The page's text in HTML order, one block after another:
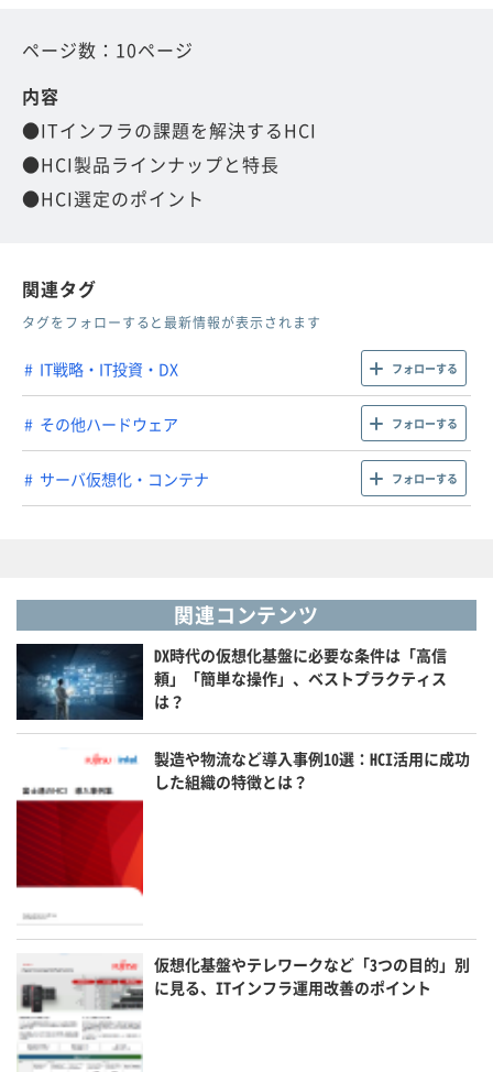
ページ数：10ページ
内容
●ITインフラの課題を解決するHCI
●HCI製品ラインナップと特長
●HCI選定のポイント
関連タグ
タグをフォローすると最新情報が表示されます
IT戦略・IT投資・DX フォローする
その他ハードウェア フォローする
サーバ仮想化・コンテナ フォローする
関連コンテンツ
DX時代の仮想化基盤に必要な条件は「高信
頼」「簡単な操作」、ベストプラクティス
は？
製造や物流など導入事例10選：HCI活用に成功
した組織の特徴とは？
仮想化基盤やテレワークなど「3つの目的」別
に見る、ITインフラ運用改善のポイント